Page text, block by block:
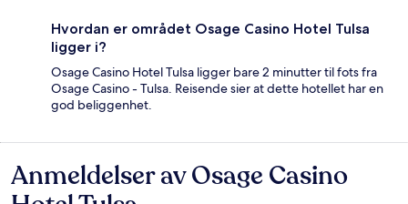
Hvordan er området Osage Casino Hotel Tulsa
ligger i?
Osage Casino Hotel Tulsa ligger bare 2 minutter til fots fra
Osage Casino - Tulsa. Reisende sier at dette hotellet har en
god beliggenhet.
Anmeldelser
Anmeldelser av Osage Casino